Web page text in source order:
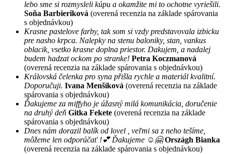
lebo sme si rozmysleli kúpu a okamžite mi to ochotne vyriešili.
Soňa Barbieriková (overená recenzia na základe spárovania
s objednávkou)
Krasne pastelove farby, tak som si vzdy predstavovala izbicku
pre nasho krpca. Nalepky na stenu baloniky, stan, vankus
oblacik, vsetko krasne doplna priestor. Dakujem, a nadalej
budem hadzat ockom po stranke! Petra Koczmanová
(overená recenzia na základe spárovania s objednávkou)
Královská čelenka pro syna přišla rychle a materiál kvalitní.
Doporučuji. Ivana Menšíková (overená recenzia na základe
spárovania s objednávkou)
Ďakujeme za miffyho je úžasný milá komunikácia, doručenie
na druhý deň Gitka Fekete (overená recenzia na základe
spárovania s objednávkou)
Dnes nám dorazil balík od lovel , veľmi sa z neho tešíme,
môžeme len odporúčať !💕 Ďakujeme ☺️🤗 Országh Bianka
(overená recenzia na základe spárovania s objednávkou)